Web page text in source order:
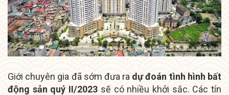
Giới chuyên gia đã sớm đưa radự đoán tình hình bất
động sản quý II/2023sẽ có nhiều khởi sắc. Các tín